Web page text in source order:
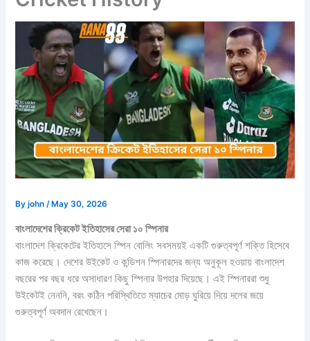
Byjohn/ May 30, 2026
বাংলাদেশের ক্রিকেট ইতিহাসের সেরা ১০ স্পিনার
বাংলাদেশ ক্রিকেটের ইতিহাসে স্পিন বোলিং সবসময়ই একটি গুরুত্বপূর্ণ শক্তি হিসেবে
কাজ করেছে। দেশের উইকেট ও কন্ডিশন স্পিনারদের জন্য অনুকূল হওয়ায় বাংলাদেশ
বছরের পর বছর ধরে অসাধারণ কিছু স্পিনার উপহার দিয়েছে। এই স্পিনাররা শুধু
উইকেটই নেননি, বরং কঠিন পরিস্থিতিতে ম্যাচের মোড় ঘুরিয়ে দিয়ে দলের জয়ে
গুরুত্বপূর্ণ অবদান রেখেছেন।